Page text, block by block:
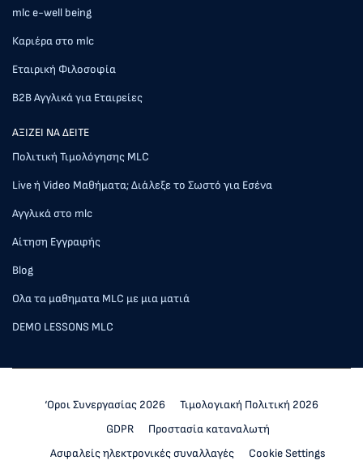
mlc e-well being
Καριέρα στο mlc
Εταιρική Φιλοσοφία
Β2Β Αγγλικά για Εταιρείες
AΞΙΖΕΙ ΝΑ ΔΕΙΤΕ
Πολιτική Τιμολόγησης MLC
Live ή Video Μαθήματα; Διάλεξε το Σωστό για Εσένα
Αγγλικά στο mlc
Αίτηση Εγγραφής
Blog
Ολα τα μαθηματα MLC με μια ματιά
DEMO LESSONS MLC
‘Οροι Συνεργασίας 2026
Τιμολογιακή Πολιτική 2026
GDPR
Προστασία καταναλωτή
Ασφαλείς ηλεκτρονικές συναλλαγές
Cookie Settings